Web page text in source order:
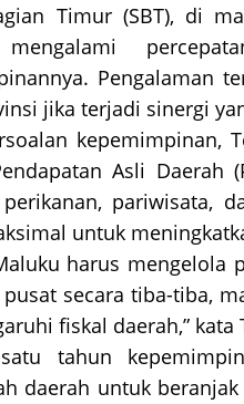
Timur (SBT), di
Pengalaman
jika terjadi sinergi
kepemimpinan,
Asli Daerah
pariwisata,
untuk
harus mengelola
secara tiba-tiba,
fiskal daerah,” kata
satu tahun
daerah untuk